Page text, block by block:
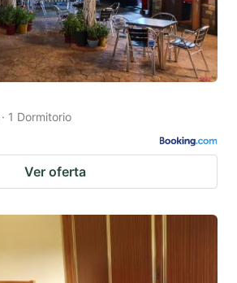
1 Dormitorio
Ver oferta